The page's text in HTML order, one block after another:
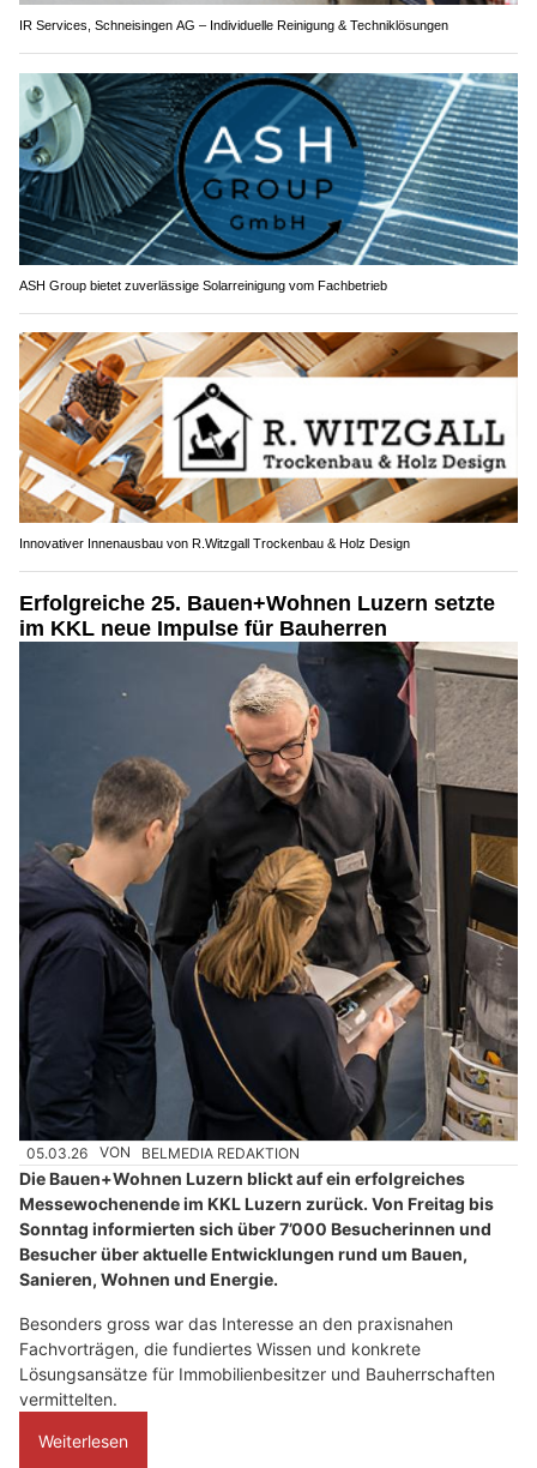
IR Services, Schneisingen AG – Individuelle Reinigung & Techniklösungen
ASH Group bietet zuverlässige Solarreinigung vom Fachbetrieb
Innovativer Innenausbau von R.Witzgall Trockenbau & Holz Design
Erfolgreiche 25. Bauen+Wohnen Luzern setzte
im KKL neue Impulse für Bauherren
05.03.26 VON BELMEDIA REDAKTION
Die Bauen+Wohnen Luzern blickt auf ein erfolgreiches
Messewochenende im KKL Luzern zurück. Von Freitag bis
Sonntag informierten sich über 7’000 Besucherinnen und
Besucher über aktuelle Entwicklungen rund um Bauen,
Sanieren, Wohnen und Energie.
Besonders gross war das Interesse an den praxisnahen
Fachvorträgen, die fundiertes Wissen und konkrete
Lösungsansätze für Immobilienbesitzer und Bauherrschaften
vermittelten.
Weiterlesen